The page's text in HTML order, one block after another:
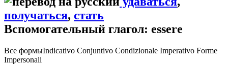
получаться, стать
Вспомогательный глагол: essere
Все формыIndicativo Conjuntivo Condizionale Imperativo Forme
Impersonali